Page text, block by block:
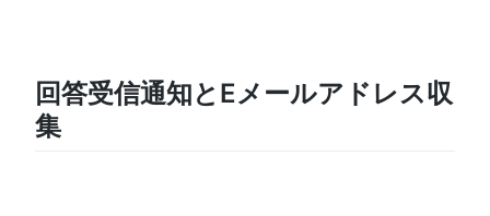
回答受信通知とEメールアドレス収
集